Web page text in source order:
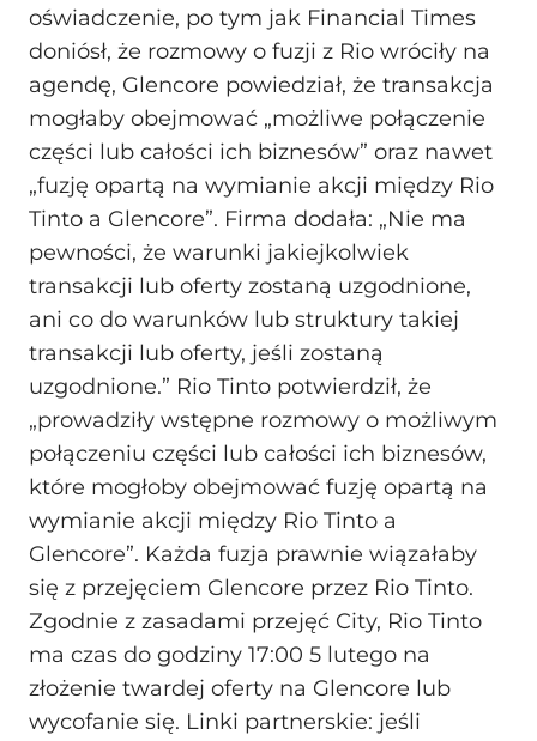
oświadczenie, po tym jak Financial Times
doniósł, że rozmowy o fuzji z Rio wróciły na
agendę, Glencore powiedział, że transakcja
mogłaby obejmować „możliwe połączenie
części lub całości ich biznesów” oraz nawet
„fuzję opartą na wymianie akcji między Rio
Tinto a Glencore”. Firma dodała: „Nie ma
pewności, że warunki jakiejkolwiek
transakcji lub oferty zostaną uzgodnione,
ani co do warunków lub struktury takiej
transakcji lub oferty, jeśli zostaną
uzgodnione.” Rio Tinto potwierdził, że
„prowadziły wstępne rozmowy o możliwym
połączeniu części lub całości ich biznesów,
które mogłoby obejmować fuzję opartą na
wymianie akcji między Rio Tinto a
Glencore”. Każda fuzja prawnie wiązałaby
się z przejęciem Glencore przez Rio Tinto.
Zgodnie z zasadami przejęć City, Rio Tinto
ma czas do godziny 17:00 5 lutego na
złożenie twardej oferty na Glencore lub
wycofanie się. Linki partnerskie: jeśli